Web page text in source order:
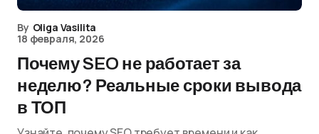
By Oliga Vasilita
18 февраля, 2026
Почему SEO не работает за
неделю? Реальные сроки вывода
в ТОП